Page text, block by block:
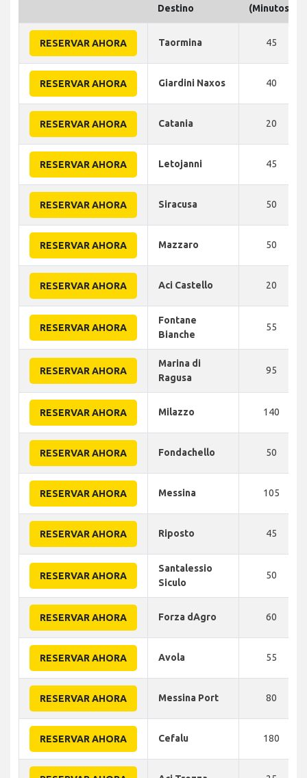
Destino
(Minutos)
RESERVAR AHORA Taormina 45
RESERVAR AHORA Giardini Naxos 40
RESERVAR AHORA Catania 20
RESERVAR AHORA Letojanni 45
RESERVAR AHORA Siracusa 50
RESERVAR AHORA Mazzaro 50
RESERVAR AHORA Aci Castello 20
RESERVAR AHORA
Fontane
Bianche
55
RESERVAR AHORA
Marina di
Ragusa
95
RESERVAR AHORA Milazzo 140
RESERVAR AHORA Fondachello 50
RESERVAR AHORA Messina 105
RESERVAR AHORA Riposto 45
RESERVAR AHORA
Santalessio
Siculo
50
RESERVAR AHORA Forza dAgro 60
RESERVAR AHORA Avola 55
RESERVAR AHORA Messina Port 80
RESERVAR AHORA Cefalu 180